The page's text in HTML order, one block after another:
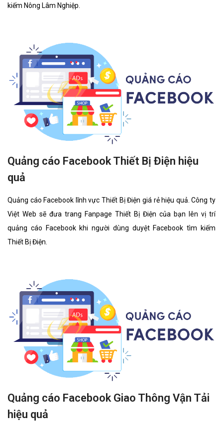
kiếm Nông Lâm Nghiệp.
Quảng cáo Facebook Thiết Bị Điện hiệu
quả
Quảng cáo Facebook lĩnh vực Thiết Bị Điện giá rẻ hiệu quả. Công ty
Việt Web sẽ đưa trang Fanpage Thiết Bị Điện của bạn lên vị trí
quảng cáo Facebook khi người dùng duyệt Facebook tìm kiếm
Thiết Bị Điện.
Quảng cáo Facebook Giao Thông Vận Tải
hiệu quả